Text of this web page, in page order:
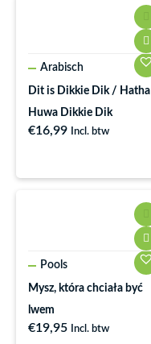
Arabisch
Dit is Dikkie Dik / Hatha
Huwa Dikkie Dik
€16,99 Incl. btw
Pools
Mysz, która chciała być
lwem
€19,95 Incl. btw